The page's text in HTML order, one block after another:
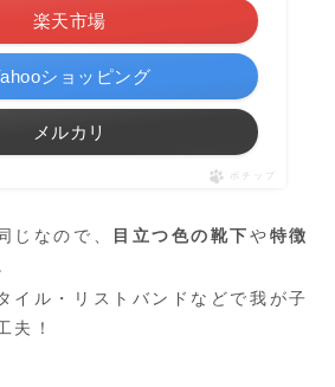
楽天市場
ショッピング
メルカリ
ポチップ
じなので、 目立つ色の靴下や特徴
イル・リストバンドなどで我が子
夫！